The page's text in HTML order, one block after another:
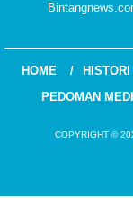
HOME
PEDOMAN
COPYRIGHT ©